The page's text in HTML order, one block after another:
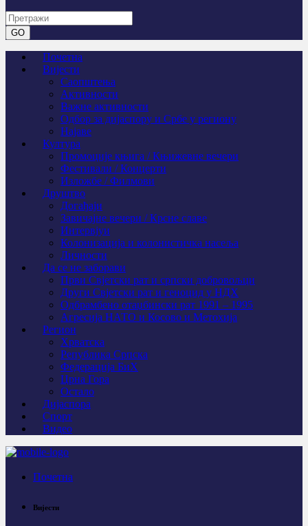
Почетна
Вијести
Саопштења
Активности
Важне активности
Одбор за дијаспору и Србе у региону
Најаве
Култура
Промоције књига / Књижевне вечери
Фестивали / Концерти
Изложбе / Филмови
Друштво
Догађаји
Завичајне вечери / Крсне славе
Интервјуи
Колонизација и колонистичка насеља
Личности
Да се не заборави
Први Свјeтски рат и српски добровољци
Други Свјетски рат и геноцид у НДХ
Одбрамбено отаџбински рат 1991 – 1995
Агресија НАТО и Косово и Метохија
Регион
Хрватска
Република Српска
Федерација БиХ
Црна Гора
Остало
Дијаспора
Спорт
Видео
Почетна
Вијести